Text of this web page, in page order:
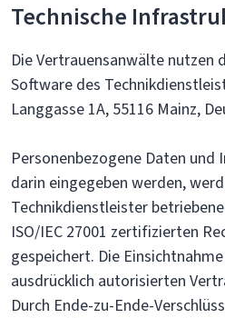
Technische
Die Vertrauensanwälte nutzen
Software des
Langgasse 1A, 55116 Mainz,
Personenbezogene Daten
darin eingegeben werden,
Technikdienstleister
ISO/IEC 27001 zertifizierten
gespeichert. Die
ausdrücklich autorisierten
Durch Ende-zu-Ende-